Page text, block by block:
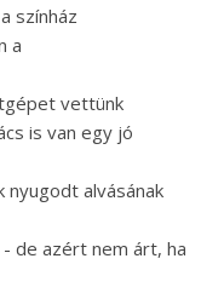
színház
a
vettünk
is van egy jó
nyugodt alvásának
de azért nem árt, ha